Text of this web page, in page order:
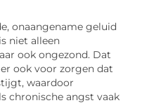
onaangename geluid
niet alleen
ook ongezond. Dat
ook voor zorgen dat
waardoor
chronische angst vaak